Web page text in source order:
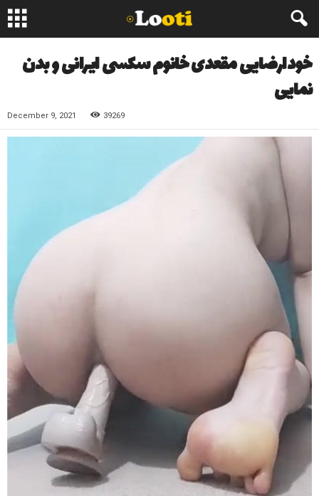
خودارضایی مقعدی خانوم سکسی ایرانی و بدن
نمایی
December 9, 2021 39269